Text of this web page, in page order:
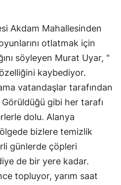
Akdam Mahallesinden
otlatmak için
söyleyen Murat Uyar, "
kaybediyor.
vatandaşlar tarafından
gibi her tarafı
dolu. Alanya
bizlere temizlik
günlerde çöpleri
de bir yere kadar.
topluyor, yarım saat